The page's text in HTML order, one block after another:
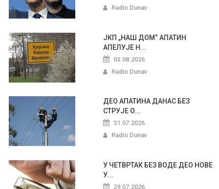
Radio Dunav
ЈКП „НАШ ДОМ“ АПАТИН
АПЕЛУЈЕ Н...
03.08.2026.
Radio Dunav
ДЕО АПАТИНА ДАНАС БЕЗ
СТРУЈЕ О...
31.07.2026.
Radio Dunav
У ЧЕТВРТАК БЕЗ ВОДЕ ДЕО НОВЕ
У...
29.07.2026.